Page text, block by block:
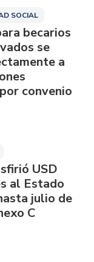
SOCIAL
becarios
se
a
convenio
USD
al Estado
julio de
C